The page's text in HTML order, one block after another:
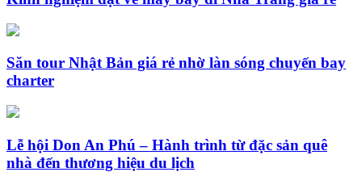
Săn tour Nhật Bản giá rẻ nhờ làn sóng chuyến bay
charter
Lễ hội Don An Phú – Hành trình từ đặc sản quê
nhà đến thương hiệu du lịch